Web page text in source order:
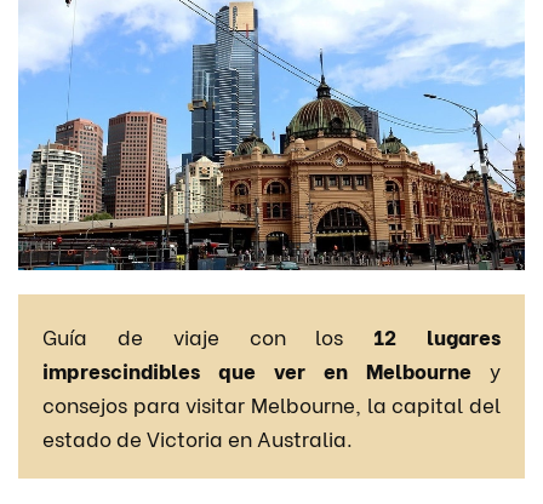
Guía de viaje con los 12 lugares
imprescindibles que ver en Melbourne y
consejos para visitar Melbourne, la capital del
estado de Victoria en Australia.